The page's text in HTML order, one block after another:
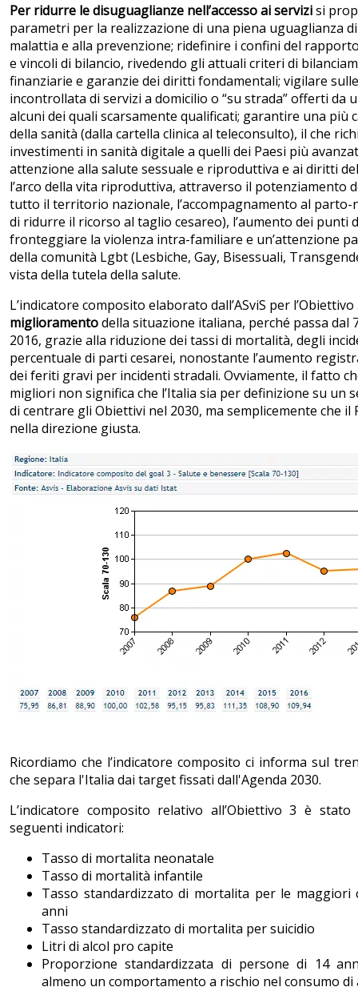
Per ridurre le disuguaglianze nell’accesso ai servizisi
parametri per la realizzazione di una piena uguaglianza
malattia e alla prevenzione; ridefinire i confini del
e vincoli di bilancio, rivedendo gli attuali criteri di
finanziarie e garanzie dei diritti fondamentali; vigilare
incontrollata di servizi a domicilio o “su strada” offerti da
alcuni dei quali scarsamente qualificati; garantire una più
della sanità (dalla cartella clinica al teleconsulto), il che
investimenti in sanità digitale a quelli dei Paesi più
attenzione alla salute sessuale e riproduttiva e ai diritti
l’arco della vita riproduttiva, attraverso il potenziamento
tutto il territorio nazionale, l’accompagnamento al parto-
di ridurre il ricorso al taglio cesareo), l’aumento dei punti
fronteggiare la violenza intra-familiare e un’attenzione
della comunità Lgbt (Lesbiche, Gay, Bisessuali,
vista della tutela della salute.
L’indicatore composito elaborato dall’ASviS per
miglioramentodella situazione italiana, perché passa dal
2016, grazie alla riduzione dei tassi di mortalità, degli
percentuale di parti cesarei, nonostante l’aumento
dei feriti gravi per incidenti stradali. Ovviamente, il fatto
migliori non significa che l’Italia sia per definizione su un
di centrare gli Obiettivi nel 2030, ma semplicemente che il
nella direzione giusta.
Ricordiamo che l’indicatore composito ci informa sul
che separa l'Italia dai target fissati dall'Agenda 2030.
L’indicatore composito relativo all’Obiettivo 3 è
seguenti indicatori:
Tasso di mortalita neonatale
Tasso di mortalità infantile
Tasso standardizzato di mortalita per le maggiori
anni
Tasso standardizzato di mortalita per suicidio
Litri di alcol pro capite
Proporzione standardizzata di persone di 14
almeno un comportamento a rischio nel consumo di